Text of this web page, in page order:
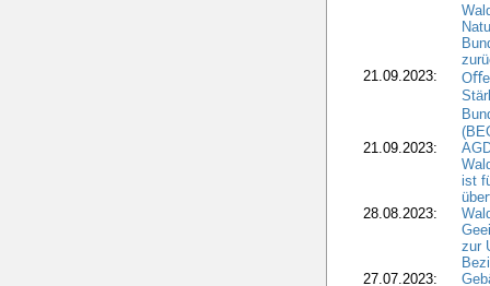
21.09.2023:
21.09.2023:
ist
28.08.2023:
zur
27.07.2023: